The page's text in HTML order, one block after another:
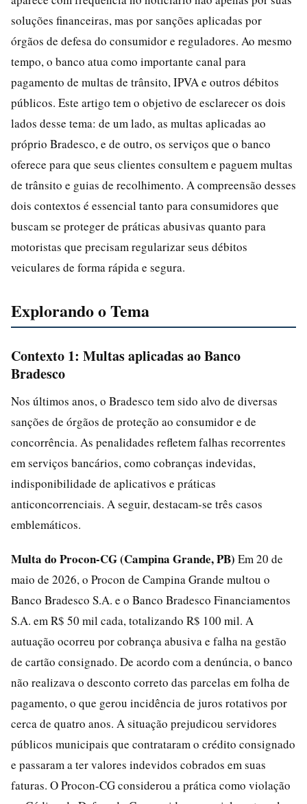
soluções financeiras, mas por sanções aplicadas por
órgãos de defesa do consumidor e reguladores. Ao mesmo
tempo, o banco atua como importante canal para
pagamento de multas de trânsito, IPVA e outros débitos
públicos. Este artigo tem o objetivo de esclarecer os dois
lados desse tema: de um lado, as multas aplicadas ao
próprio Bradesco, e de outro, os serviços que o banco
oferece para que seus clientes consultem e paguem multas
de trânsito e guias de recolhimento. A compreensão desses
dois contextos é essencial tanto para consumidores que
buscam se proteger de práticas abusivas quanto para
motoristas que precisam regularizar seus débitos
veiculares de forma rápida e segura.
Explorando o Tema
Contexto 1: Multas aplicadas ao Banco
Bradesco
Nos últimos anos, o Bradesco tem sido alvo de diversas
sanções de órgãos de proteção ao consumidor e de
concorrência. As penalidades refletem falhas recorrentes
em serviços bancários, como cobranças indevidas,
indisponibilidade de aplicativos e práticas
anticoncorrenciais. A seguir, destacam-se três casos
emblemáticos.
Multa do Procon-CG (Campina Grande, PB) Em 20 de
maio de 2026, o Procon de Campina Grande multou o
Banco Bradesco S.A. e o Banco Bradesco Financiamentos
S.A. em R$ 50 mil cada, totalizando R$ 100 mil. A
autuação ocorreu por cobrança abusiva e falha na gestão
de cartão consignado. De acordo com a denúncia, o banco
não realizava o desconto correto das parcelas em folha de
pagamento, o que gerou incidência de juros rotativos por
cerca de quatro anos. A situação prejudicou servidores
públicos municipais que contrataram o crédito consignado
e passaram a ter valores indevidos cobrados em suas
faturas. O Procon-CG considerou a prática como violação